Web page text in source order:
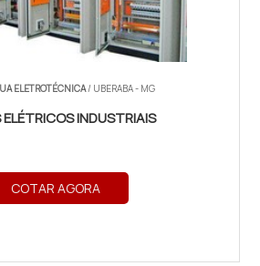
ELETROTÉCNICA/ UBERABA - MG
ELÉTRICOS INDUSTRIAIS
COTAR AGORA